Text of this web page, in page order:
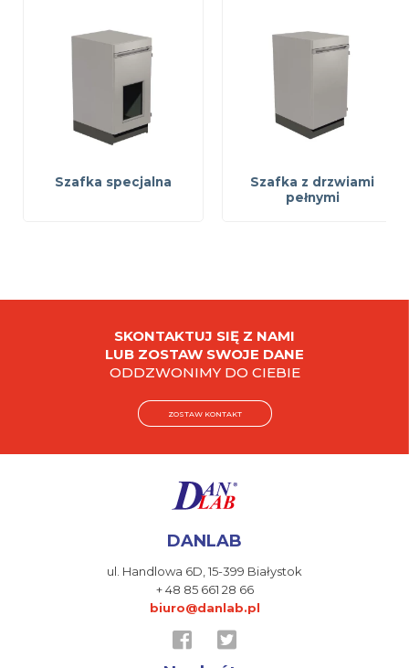
Szafka specjalna
Szafka z drzwiami
pełnymi
SKONTAKTUJ SIĘ Z NAMI
LUB ZOSTAW SWOJE DANE
ODDZWONIMY DO CIEBIE
ZOSTAW KONTAKT
DANLAB
ul. Handlowa 6D,15-399 Białystok
+ 48 85 661 28 66
biuro@danlab.pl